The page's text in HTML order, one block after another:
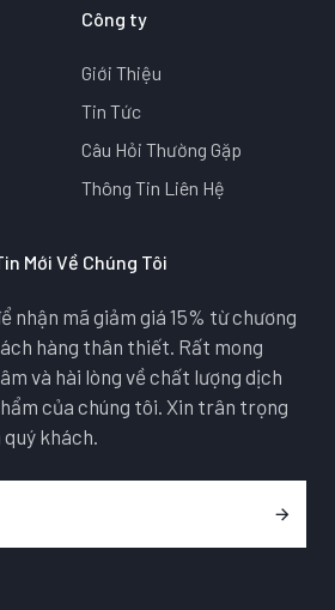
Công ty
Giới Thiệu
Tin Tức
Câu Hỏi Thường Gặp
Thông Tin Liên Hệ
Mới Về Chúng Tôi
nhận mã giảm giá 15% từ chương
hàng thân thiết. Rất mong
và hài lòng về chất lượng dịch
của chúng tôi. Xin trân trọng
khách.